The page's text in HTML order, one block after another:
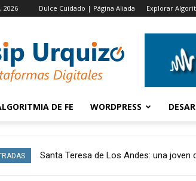
2026 Dulce Cuidado | Página Aliada Explorar
Urquizo
DE FE WORDPRESS
Santa Teresa de Los Andes: una joven
Cómo la Fe ha Impactado Mi Vida